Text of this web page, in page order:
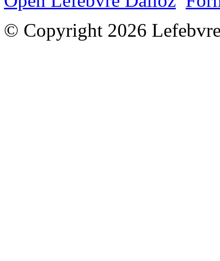
© Copyright 2026